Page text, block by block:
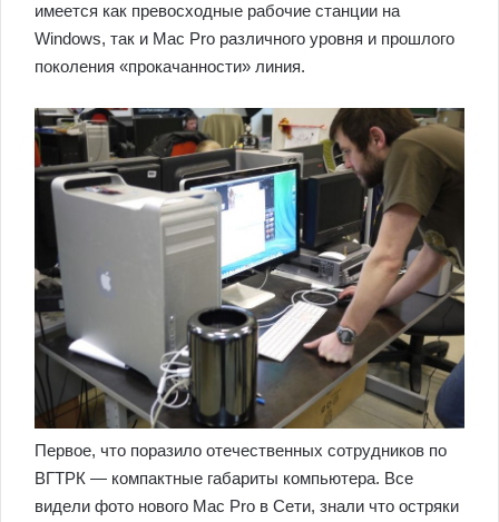
имеется как превосходные рабочие станции на
Windows, так и Mac Pro различного уровня и прошлого
поколения «прокачанности» линия.
Первое, что поразило отечественных сотрудников по
ВГТРК — компактные габариты компьютера. Все
видели фото нового Mac Pro в Сети, знали что остряки